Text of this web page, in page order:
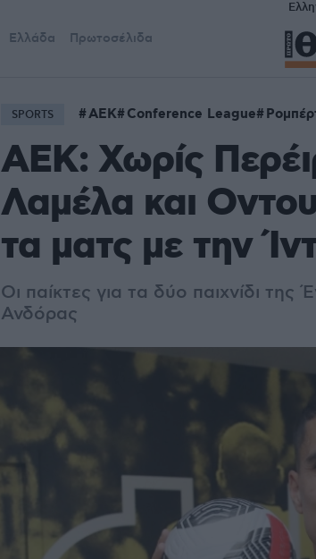
Ελλάδα Πρωτοσέλιδα
SPORTS ΑΕΚ Conference League
ΑΕΚ: Χωρίς
Λαμέλα και
τα ματς με την
Οι παίκτες για τα δύο παιχνίδι
Ανδόρας